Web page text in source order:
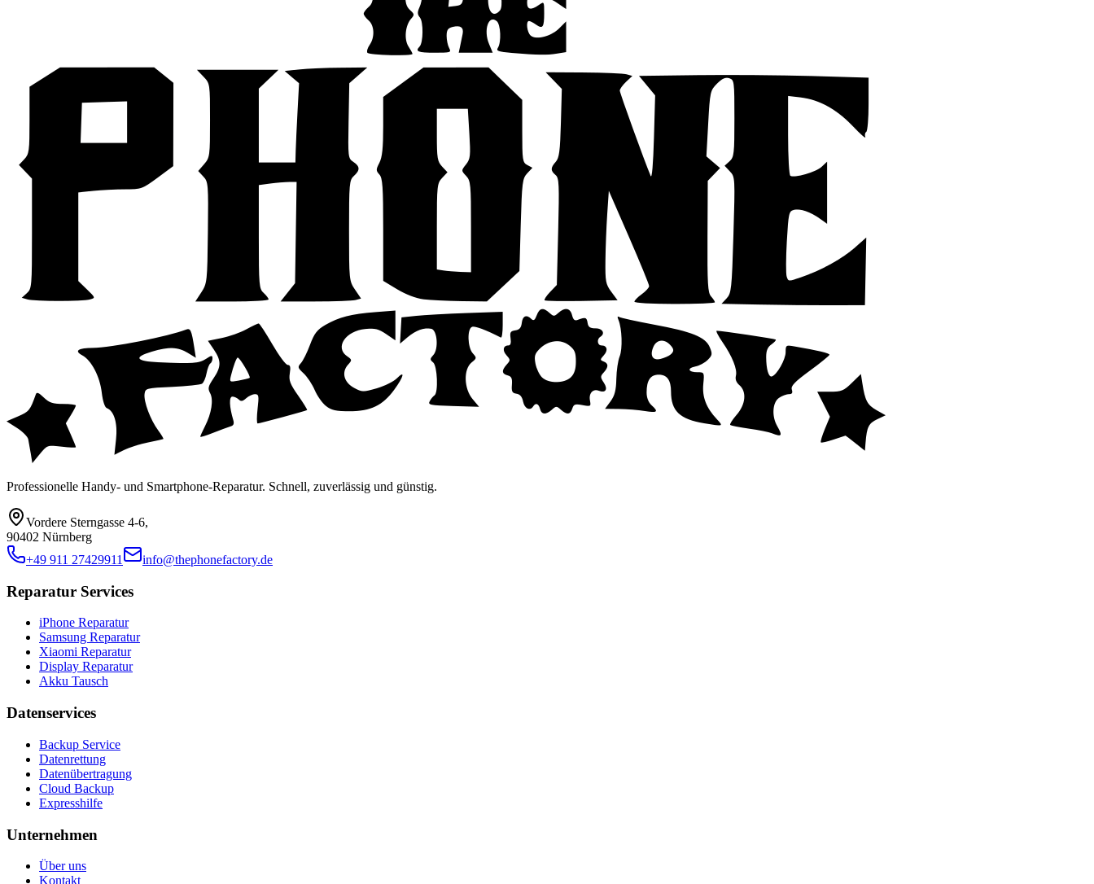
Professionelle Handy- und Smartphone-Reparatur. Schnell, zuverlässig und günstig.
Vordere Sterngasse 4-6,
90402 Nürnberg
+49 911 27429911
info@thephonefactory.de
Reparatur Services
iPhone Reparatur
Samsung Reparatur
Xiaomi Reparatur
Display Reparatur
Akku Tausch
Datenservices
Backup Service
Datenrettung
Datenübertragung
Cloud Backup
Expresshilfe
Unternehmen
Über uns
Kontakt